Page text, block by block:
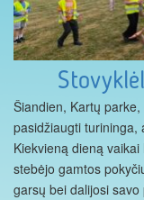
Šiandien, Kartų
pasidžiaugti turininga,
Kiekvieną dieną
stebėjo gamtos
garsų bei dalijosi